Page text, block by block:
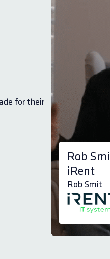
for their
Johan